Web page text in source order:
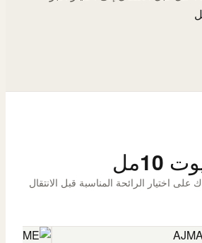
اختيار الرائحة المناسبة قبل الانتقال